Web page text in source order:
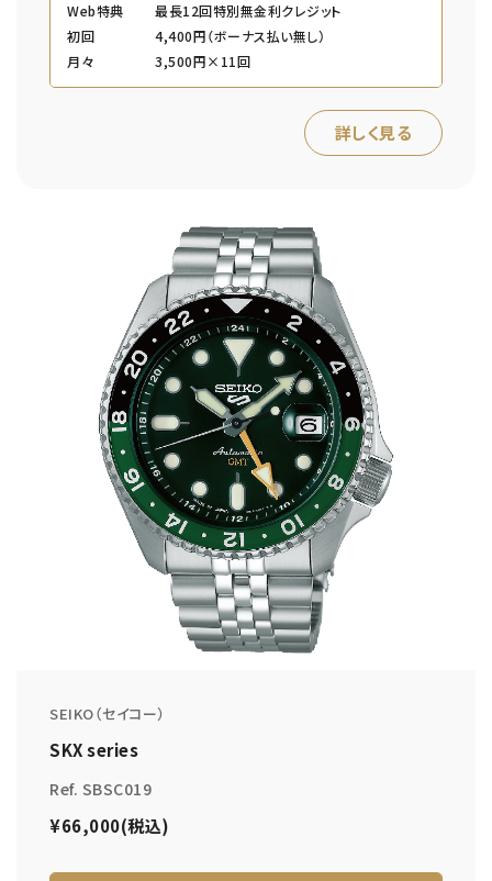
Web特典
最長12回特別無金利クレジット
初回
4,400円（ボーナス払い無し）
月々
3,500円×11回
詳しく見る
SEIKO（セイコー）
SKX series
Ref. SBSC019
¥66,000(税込)